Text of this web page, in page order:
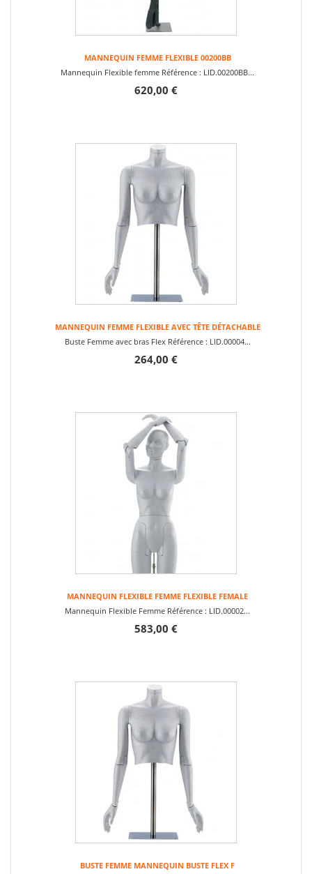
MANNEQUIN FEMME FLEXIBLE 00200BB
Mannequin Flexible femme Référence : LID.00200BB...
620,00 €
MANNEQUIN FEMME FLEXIBLE AVEC TÊTE DÉTACHABLE
Buste Femme avec bras Flex Référence : LID.00004...
264,00 €
MANNEQUIN FLEXIBLE FEMME FLEXIBLE FEMALE
Mannequin Flexible Femme Référence : LID.00002...
583,00 €
BUSTE FEMME MANNEQUIN BUSTE FLEX F